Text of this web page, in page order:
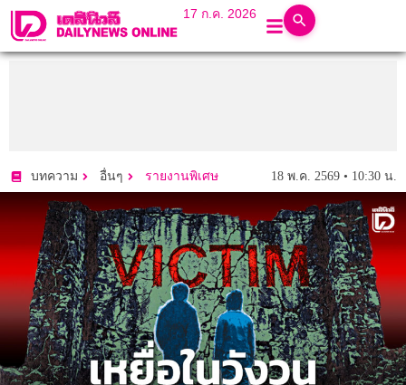
17 ก.ค. 2026
บทความ อื่นๆ รายงานพิเศษ 18 พ.ค. 2569 • 10:30 น.